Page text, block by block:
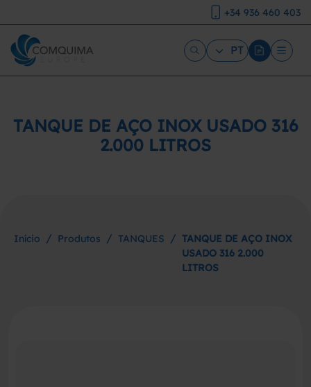
+34 936 460 403
PT
TANQUE DE AÇO INOX USADO 316
2.000 LITROS
Início / Produtos / TANQUES / TANQUE DE AÇO INOX
USADO 316 2.000
LITROS